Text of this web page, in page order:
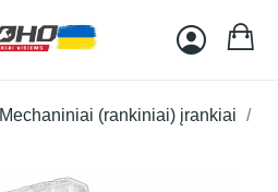
Mechaniniai (rankiniai) įrankiai